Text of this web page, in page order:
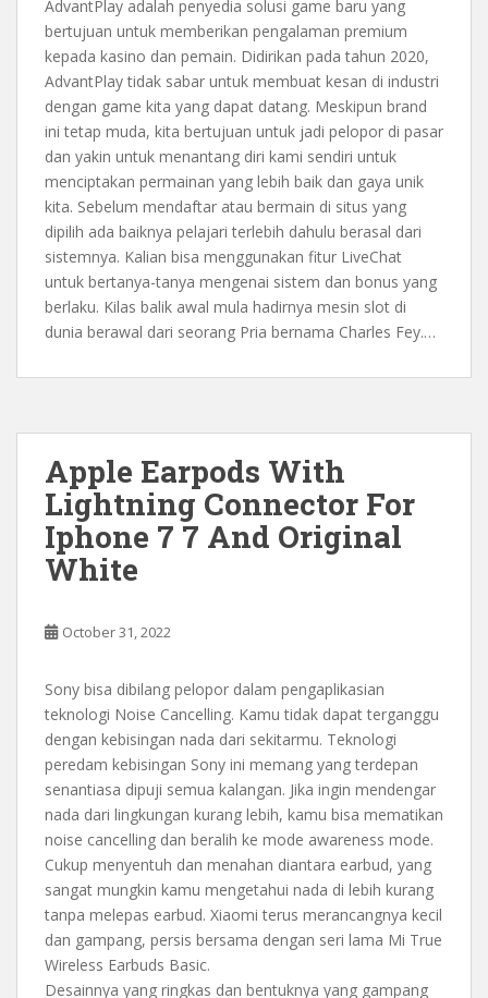
AdvantPlay adalah penyedia solusi game baru yang
bertujuan untuk memberikan pengalaman premium
kepada kasino dan pemain. Didirikan pada tahun 2020,
AdvantPlay tidak sabar untuk membuat kesan di industri
dengan game kita yang dapat datang. Meskipun brand
ini tetap muda, kita bertujuan untuk jadi pelopor di pasar
dan yakin untuk menantang diri kami sendiri untuk
menciptakan permainan yang lebih baik dan gaya unik
kita. Sebelum mendaftar atau bermain di situs yang
dipilih ada baiknya pelajari terlebih dahulu berasal dari
sistemnya. Kalian bisa menggunakan fitur LiveChat
untuk bertanya-tanya mengenai sistem dan bonus yang
berlaku. Kilas balik awal mula hadirnya mesin slot di
dunia berawal dari seorang Pria bernama Charles Fey.…
Apple Earpods With
Lightning Connector For
Iphone 7 7 And Original
White
October 31, 2022
Sony bisa dibilang pelopor dalam pengaplikasian
teknologi Noise Cancelling. Kamu tidak dapat terganggu
dengan kebisingan nada dari sekitarmu. Teknologi
peredam kebisingan Sony ini memang yang terdepan
senantiasa dipuji semua kalangan. Jika ingin mendengar
nada dari lingkungan kurang lebih, kamu bisa mematikan
noise cancelling dan beralih ke mode awareness mode.
Cukup menyentuh dan menahan diantara earbud, yang
sangat mungkin kamu mengetahui nada di lebih kurang
tanpa melepas earbud. Xiaomi terus merancangnya kecil
dan gampang, persis bersama dengan seri lama Mi True
Wireless Earbuds Basic.
Desainnya yang ringkas dan bentuknya yang gampang